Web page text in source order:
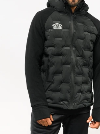
AGREGAR AL CARRITO